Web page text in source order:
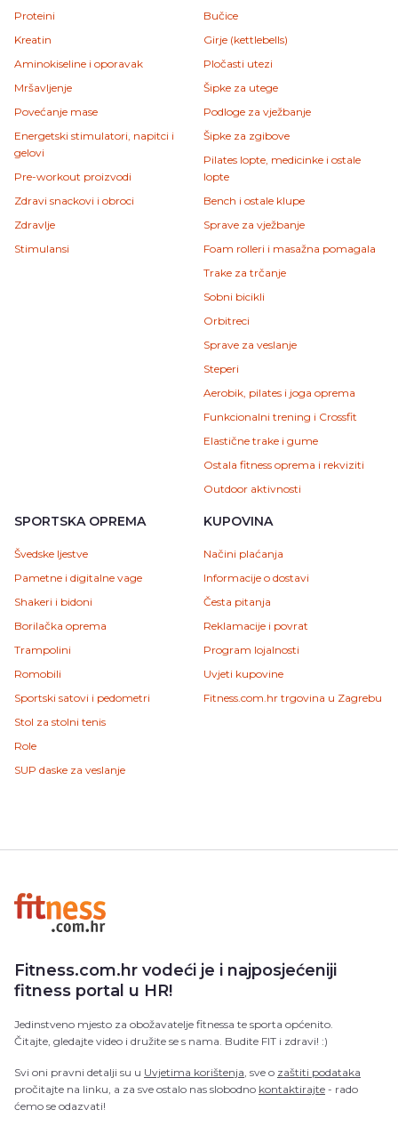
Proteini
Kreatin
Aminokiseline i oporavak
Mršavljenje
Povećanje mase
Energetski stimulatori, napitci i
gelovi
Pre-workout proizvodi
Zdravi snackovi i obroci
Zdravlje
Stimulansi
Bučice
Girje (kettlebells)
Pločasti utezi
Šipke za utege
Podloge za vježbanje
Šipke za zgibove
Pilates lopte, medicinke i ostale
lopte
Bench i ostale klupe
Sprave za vježbanje
Foam rolleri i masažna pomagala
Trake za trčanje
Sobni bicikli
Orbitreci
Sprave za veslanje
Steperi
Aerobik, pilates i joga oprema
Funkcionalni trening i Crossfit
Elastične trake i gume
Ostala fitness oprema i rekviziti
Outdoor aktivnosti
SPORTSKA OPREMA
Švedske ljestve
Pametne i digitalne vage
Shakeri i bidoni
Borilačka oprema
Trampolini
Romobili
Sportski satovi i pedometri
Stol za stolni tenis
Role
SUP daske za veslanje
KUPOVINA
Načini plaćanja
Informacije o dostavi
Česta pitanja
Reklamacije i povrat
Program lojalnosti
Uvjeti kupovine
Fitness.com.hr trgovina u Zagrebu
Fitness.com.hr vodeći je i najposjećeniji
fitness portal u HR!
Jedinstveno mjesto za obožavatelje fitnessa te sporta općenito.
Čitajte, gledajte video i družite se s nama. Budite FIT i zdravi! :)
Svi oni pravni detalji su u Uvjetima korištenja , sve o zaštiti podataka
pročitajte na linku, a za sve ostalo nas slobodno kontaktirajte - rado
ćemo se odazvati!